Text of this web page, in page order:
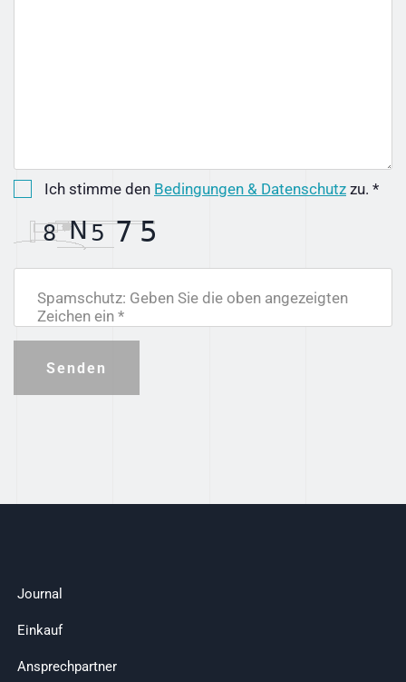
Ich stimme den Bedingungen & Datenschutz zu. *
Spamschutz: Geben Sie die oben angezeigten
Zeichen ein *
Senden
Journal
Einkauf
Ansprechpartner